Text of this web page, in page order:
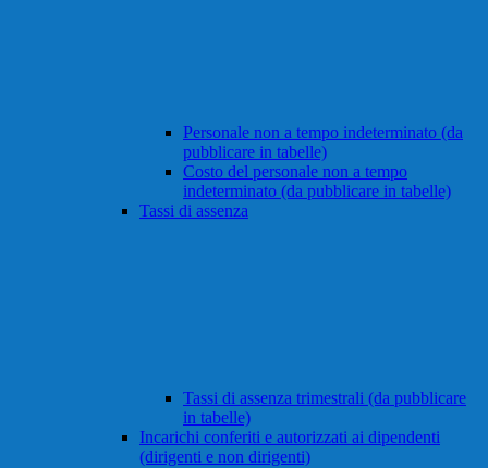
Personale non a tempo indeterminato (da
pubblicare in tabelle)
Costo del personale non a tempo
indeterminato (da pubblicare in tabelle)
Tassi di assenza
Tassi di assenza trimestrali (da pubblicare
in tabelle)
Incarichi conferiti e autorizzati ai dipendenti
(dirigenti e non dirigenti)